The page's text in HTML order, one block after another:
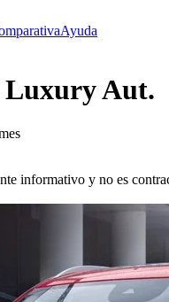
Ayuda
Luxury Aut.
informativo y no es